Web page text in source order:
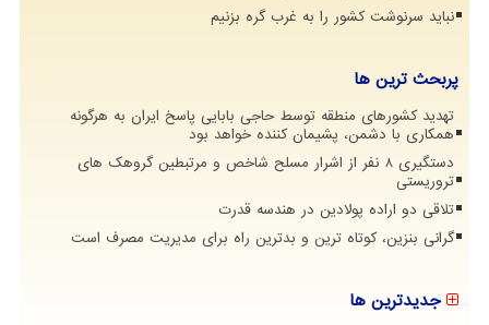
نباید سرنوشت کشور را به غرب گره بزنیم
پربحث ترین ها
تهدید کشورهای منطقه توسط حاجی بابایی پاسخ ایران به هرگونه
همکاری با دشمن، پشیمان کننده خواهد بود
دستگیری 8 نفر از اشرار مسلح شاخص و مرتبطین گروهک های
تروریستی
تلاقی دو اراده پولادین در هندسه قدرت
گرانی بنزین، کوتاه ترین و بدترین راه برای مدیریت مصرف است
جدیدترین ها